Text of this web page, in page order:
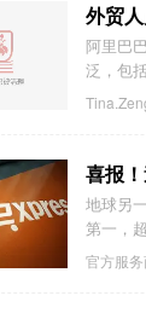
外贸
阿里巴
泛，包
喜报
地球另
第一，
官方服